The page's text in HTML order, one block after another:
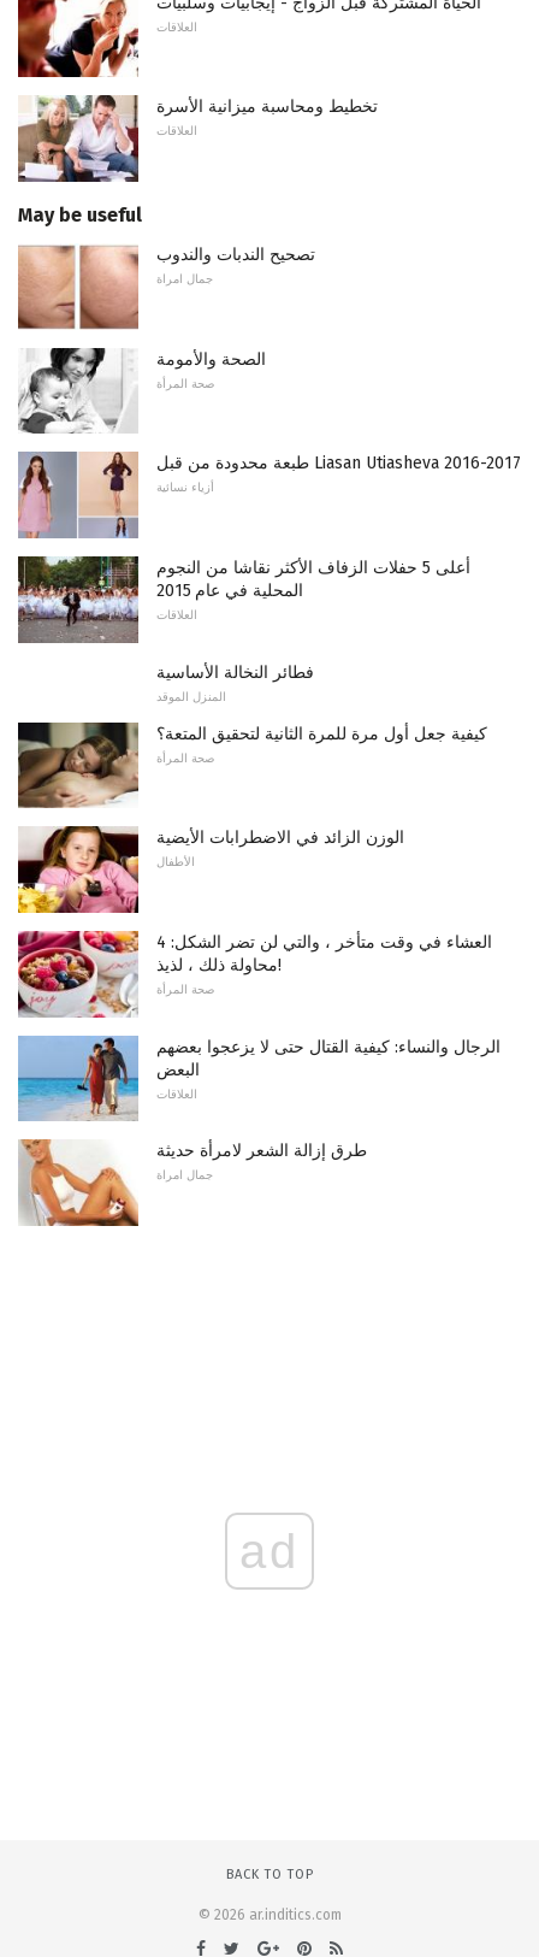
العلاقات
تخطيط ومحاسبة ميزانية الأسرة
العلاقات
May be useful
تصحيح الندبات والندوب
جمال امراة
الصحة والأمومة
صحة المرأة
طبعة محدودة من قبل Liasan Utiasheva 2016-2017
أزياء نسائية
أعلى 5 حفلات الزفاف الأكثر نقاشا من النجوم
المحلية في عام 2015
العلاقات
فطائر النخالة الأساسية
المنزل الموقد
كيفية جعل أول مرة للمرة الثانية لتحقيق المتعة؟
صحة المرأة
الوزن الزائد في الاضطرابات الأيضية
الأطفال
4 العشاء في وقت متأخر ، والتي لن تضر الشكل:
محاولة ذلك ، لذيذ!
صحة المرأة
الرجال والنساء: كيفية القتال حتى لا يزعجوا بعضهم
البعض
العلاقات
طرق إزالة الشعر لامرأة حديثة
جمال امراة
ad
BACK TO TOP
© 2026 ar.inditics.com